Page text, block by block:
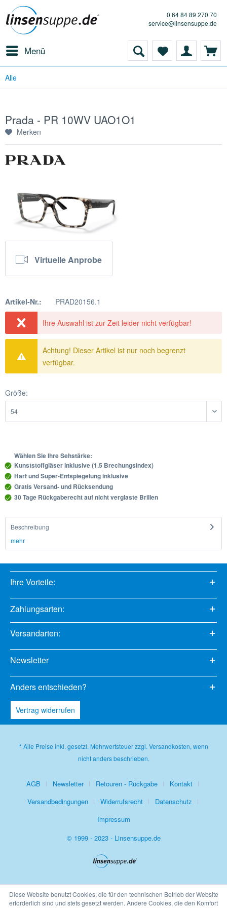
0 64 84 89 270 70
service@linsensuppe.de
Menü
Alle
Prada - PR 10WV UAO1O1
Merken
Virtuelle Anprobe
Artikel-Nr.: PRAD20156.1
Ihre Auswahl ist zur Zeit leider nicht verfügbar!
Achtung! Dieser Artikel ist nur noch begrenzt
verfügbar.
Größe:
Wählen Sie Ihre Sehstärke:
Kunststoffgläser inklusive (1.5 Brechungsindex)
Hart und Super-Entspiegelung inklusive
Gratis Versand- und Rücksendung
30 Tage Rückgaberecht auf nicht verglaste Brillen
Beschreibung
mehr
Ihre Vorteile:
Zahlungsarten:
Versandarten:
Newsletter
Anders entschieden?
Vertrag widerrufen
* Alle Preise inkl. gesetzl. Mehrwertsteuer zzgl. Versandkosten, wenn
nicht anders beschrieben.
AGB Newsletter Retouren - Rückgabe
Kontakt
Versandbedingungen
Widerrufsrecht
Datenschutz
Impressum
© 1999 - 2023 - Linsensuppe.de
Diese Website benutzt Cookies, die für den technischen Betrieb der Website
erforderlich sind und stets gesetzt werden. Andere Cookies, die den Komfort